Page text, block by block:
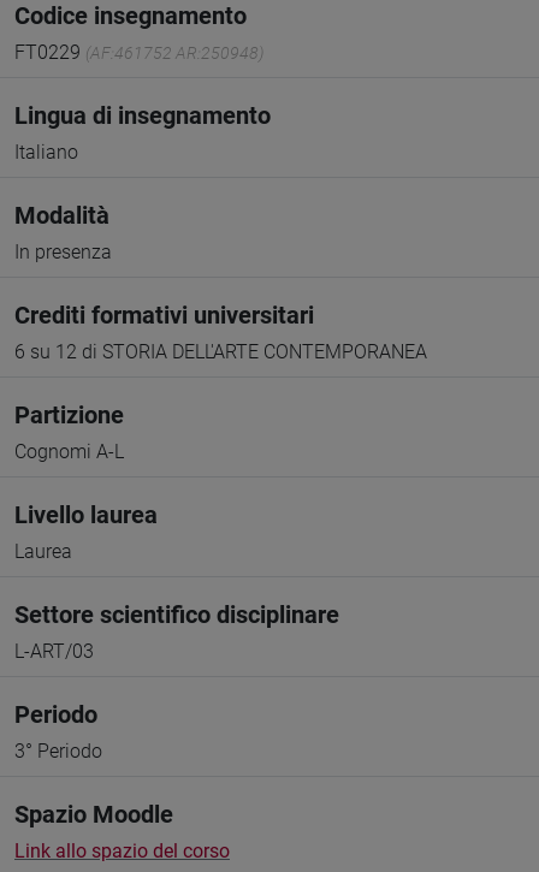
Codice insegnamento
FT0229 (AF:461752 AR:250948)
Lingua di insegnamento
Italiano
Modalità
In presenza
Crediti formativi universitari
6 su 12 di STORIA DELL'ARTE CONTEMPORANEA
Partizione
Cognomi A-L
Livello laurea
Laurea
Settore scientifico disciplinare
L-ART/03
Periodo
3° Periodo
Spazio Moodle
Link allo spazio del corso